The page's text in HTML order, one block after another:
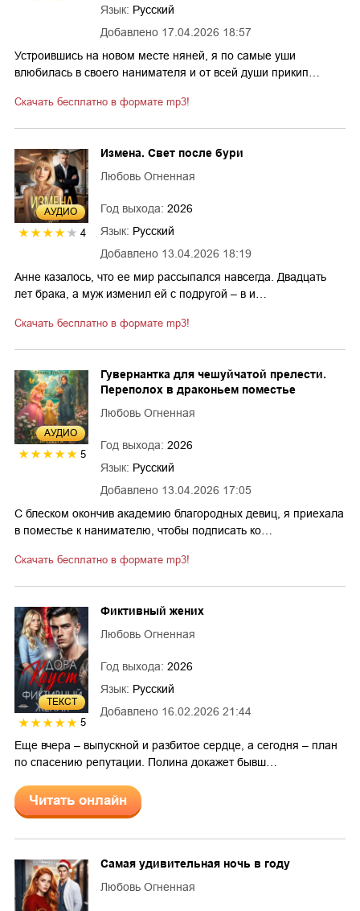
Добавлено 17.04.2026 18:57
Язык: Русский
Устроившись на новом месте няней, я по самые уши
влюбилась в своего нанимателя и от всей души прикип…
Скачать бесплатно в формате mp3!
AУДИО
4
Добавлено 13.04.2026 18:19
Измена. Свет после бури
Любовь Огненная
Год выхода: 2026
Язык: Русский
Анне казалось, что ее мир рассыпался навсегда. Двадцать
лет брака, а муж изменил ей с подругой – в и…
Скачать бесплатно в формате mp3!
AУДИО
5
Добавлено 13.04.2026 17:05
Гувернантка для чешуйчатой прелести.
Переполох в драконьем поместье
Любовь Огненная
Год выхода: 2026
Язык: Русский
С блеском окончив академию благородных девиц, я приехала
в поместье к нанимателю, чтобы подписать ко…
Скачать бесплатно в формате mp3!
ТЕКСТ
5
Добавлено 16.02.2026 21:44
Фиктивный жених
Любовь Огненная
Год выхода: 2026
Язык: Русский
Еще вчера – выпускной и разбитое сердце, а сегодня – план
по спасению репутации. Полина докажет бывш…
Читать онлайн
Самая удивительная ночь в году
Любовь Огненная